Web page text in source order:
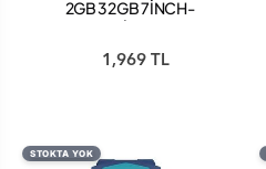
2GB 32GB 7İNCH-
1,969 TL
STOKTA YOK